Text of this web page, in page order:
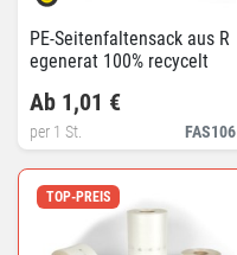
PE-Seitenfaltensack aus R
egenerat 100% recycelt
FAS106
Ab 1,01 €
per 1 St.
TOP-PREIS